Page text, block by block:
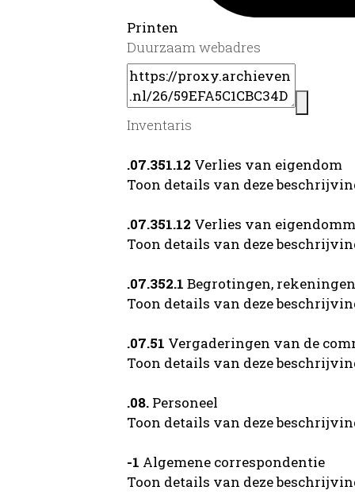
Printen
Duurzaam webadres
Inventaris
.07.351.12 Verlies van eigendom
Toon details van deze
.07.351.12 Verlies van
Toon details van deze
.07.352.1 Begrotingen, rekeningen
Toon details van deze
.07.51 Vergaderingen van de
Toon details van deze
.08. Personeel
Toon details van deze
-1 Algemene correspondentie
Toon details van deze